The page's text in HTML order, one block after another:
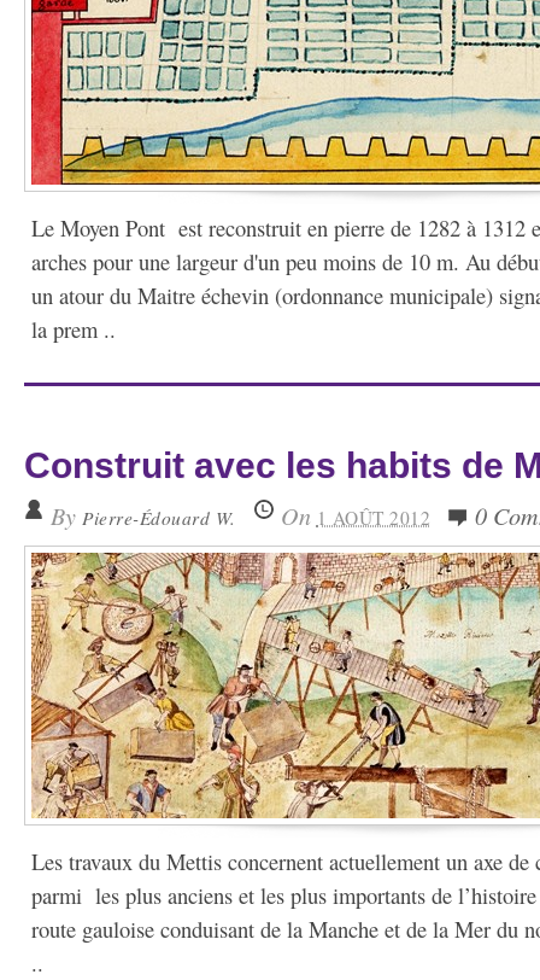
Le Moyen Pont est reconstruit en pierre de 1282 à 1312
arches pour une largeur d'un peu moins de 10 m. Au
un atour du Maitre échevin (ordonnance municipale)
la prem ..
Construit avec les habits de
By Pierre-Édouard W. On 1 AOÛT 2012 0
Les travaux du Mettis concernent actuellement un axe
parmi les plus anciens et les plus importants de
route gauloise conduisant de la Manche et de la Mer du
..